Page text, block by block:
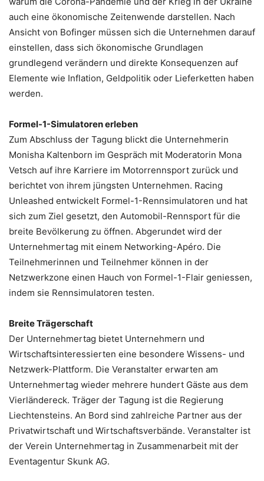
auch eine ökonomische Zeitenwende darstellen. Nach
Ansicht von Bofinger müssen sich die Unternehmen darauf
einstellen, dass sich ökonomische Grundlagen
grundlegend verändern und direkte Konsequenzen auf
Elemente wie Inflation, Geldpolitik oder Lieferketten haben
werden.
Formel-1-Simulatoren erleben
Zum Abschluss der Tagung blickt die Unternehmerin
Monisha Kaltenborn im Gespräch mit Moderatorin Mona
Vetsch auf ihre Karriere im Motorrennsport zurück und
berichtet von ihrem jüngsten Unternehmen. Racing
Unleashed entwickelt Formel-1-Rennsimulatoren und hat
sich zum Ziel gesetzt, den Automobil-Rennsport für die
breite Bevölkerung zu öffnen. Abgerundet wird der
Unternehmertag mit einem Networking-Apéro. Die
Teilnehmerinnen und Teilnehmer können in der
Netzwerkzone einen Hauch von Formel-1-Flair geniessen,
indem sie Rennsimulatoren testen.
Breite Trägerschaft
Der Unternehmertag bietet Unternehmern und
Wirtschaftsinteressierten eine besondere Wissens- und
Netzwerk-Plattform. Die Veranstalter erwarten am
Unternehmertag wieder mehrere hundert Gäste aus dem
Vierländereck. Träger der Tagung ist die Regierung
Liechtensteins. An Bord sind zahlreiche Partner aus der
Privatwirtschaft und Wirtschaftsverbände. Veranstalter ist
der Verein Unternehmertag in Zusammenarbeit mit der
Eventagentur Skunk AG.